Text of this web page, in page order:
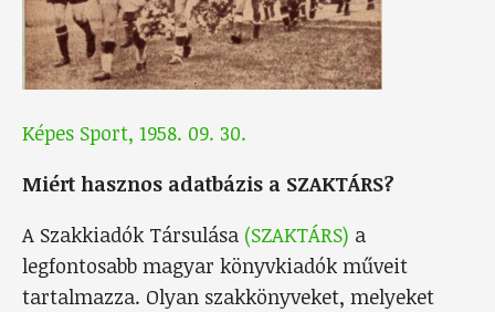
Képes Sport, 1958. 09. 30.
Miért hasznos adatbázis a SZAKTÁRS?
A Szakkiadók Társulása (SZAKTÁRS) a
legfontosabb magyar könyvkiadók műveit
tartalmazza. Olyan szakkönyveket, melyeket